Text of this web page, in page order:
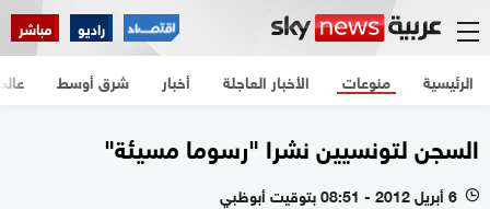
راديو مباشر
الرئيسية الأخبار العاجلة أخبار شرق أوسط منوعات
السجن لتونسيين نشرا "رسوما مسيئة"
l 6 أبريل 2012 - 08:51 بتوقيت أبوظبي